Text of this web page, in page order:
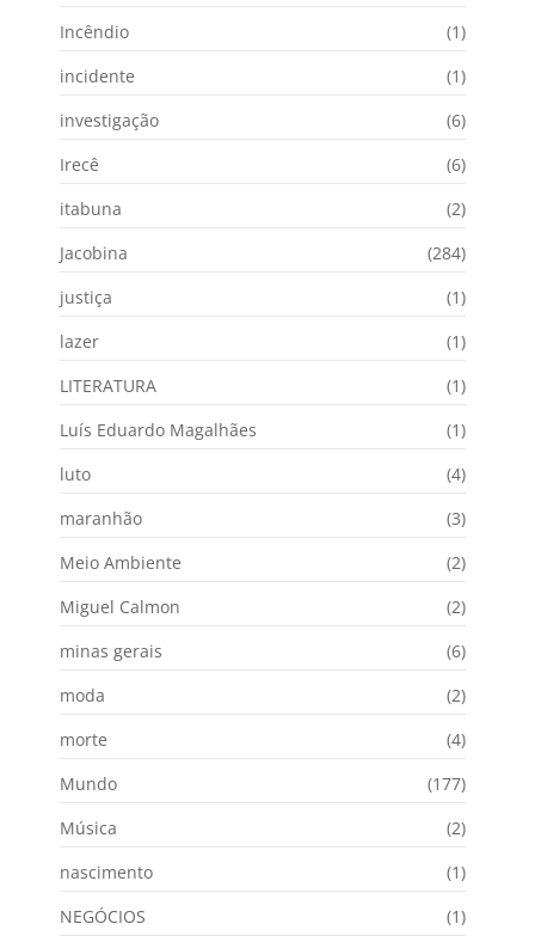
Incêndio
(1)
incidente
(1)
investigação
(6)
Irecê
(6)
itabuna
(2)
Jacobina
(284)
justiça
(1)
lazer
(1)
LITERATURA
(1)
Luís Eduardo Magalhães
(1)
luto
(4)
maranhão
(3)
Meio Ambiente
(2)
Miguel Calmon
(2)
minas gerais
(6)
moda
(2)
morte
(4)
Mundo
(177)
Música
(2)
nascimento
(1)
NEGÓCIOS
(1)